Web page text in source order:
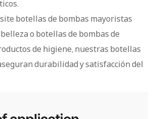
botellas de bombas mayoristas
o botellas de bombas de
de higiene, nuestras botellas
durabilidad y satisfacción del